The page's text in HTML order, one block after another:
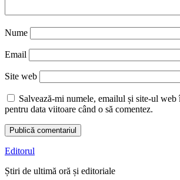
Nume
Email
Site web
Salvează-mi numele, emailul și site-ul web
pentru data viitoare când o să comentez.
Editorul
Știri de ultimă oră și editoriale